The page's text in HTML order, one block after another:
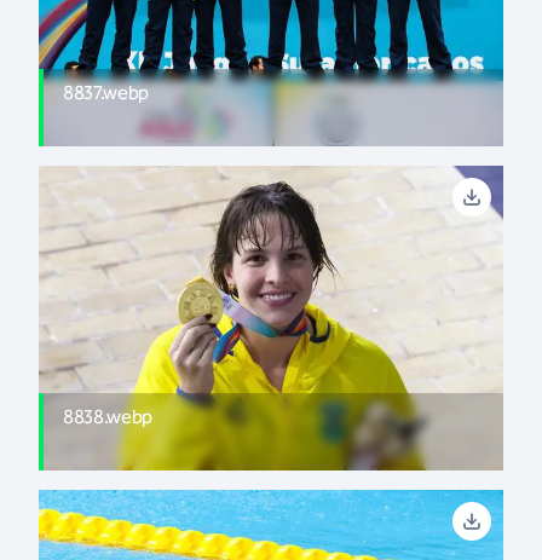
8837.webp
8838.webp